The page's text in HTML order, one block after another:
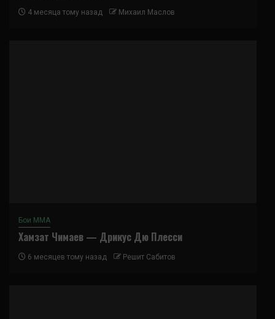
4 месяца тому назад Михаил Маслов
Бои ММА
Хамзат Чимаев — Дрикус Дю Плесси
6 месяцев тому назад Решит Сабитов